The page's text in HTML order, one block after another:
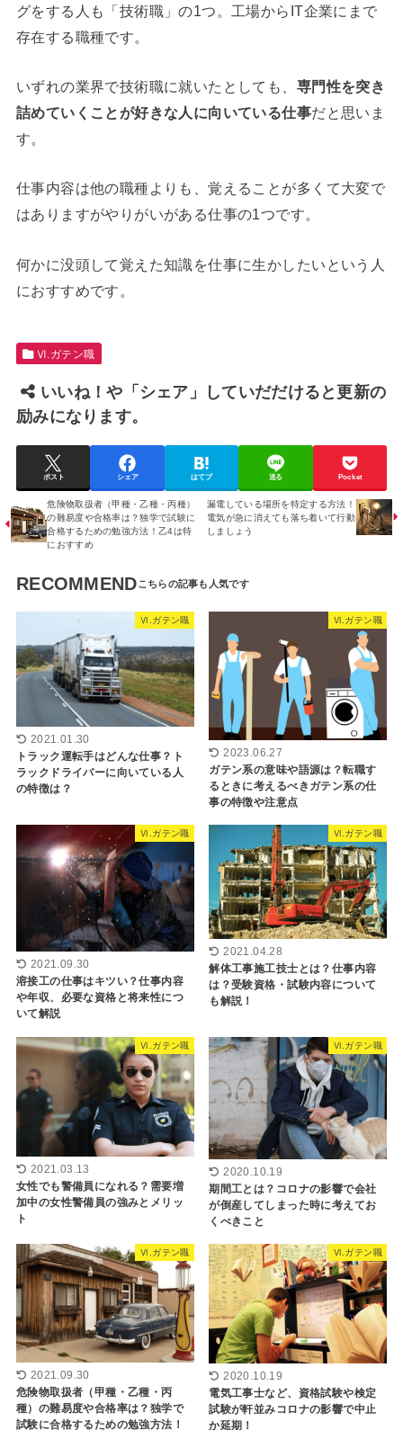
グをする人も「技術職」の1つ。工場からIT企業にまで
存在する職種です。
いずれの業界で技術職に就いたとしても、 専門性を突き
詰めていくことが好きな人に向いている仕事だと思いま
す。
仕事内容は他の職種よりも、覚えることが多くて大変で
はありますがやりがいがある仕事の1つです。
何かに没頭して覚えた知識を仕事に生かしたいという人
におすすめです。
Ⅵ.ガテン職
いいね！や「シェア」していだだけると更新の
励みになります。
ポスト シェア はてブ 送る Pocket
危険物取扱者（甲種・乙種・丙種）
の難易度や合格率は？独学で試験に
合格するための勉強方法！乙4は特
におすすめ
漏電している場所を特定する方法！
電気が急に消えても落ち着いて行動
しましょう
RECOMMEND
Ⅵ.ガテン職
2021.01.30
トラック運転手はどんな仕事？ト
ラックドライバーに向いている人
の特徴は？
Ⅵ.ガテン職
2023.06.27
ガテン系の意味や語源は？転職す
るときに考えるべきガテン系の仕
事の特徴や注意点
Ⅵ.ガテン職
2021.09.30
溶接工の仕事はキツい？仕事内容
や年収、必要な資格と将来性につ
いて解説
Ⅵ.ガテン職
2021.04.28
解体工事施工技士とは？仕事内容
は？受験資格・試験内容について
も解説！
Ⅵ.ガテン職
2021.03.13
女性でも警備員になれる？需要増
加中の女性警備員の強みとメリッ
ト
Ⅵ.ガテン職
2020.10.19
期間工とは？コロナの影響で会社
が倒産してしまった時に考えてお
くべきこと
Ⅵ.ガテン職
2021.09.30
危険物取扱者（甲種・乙種・丙
種）の難易度や合格率は？独学で
試験に合格するための勉強方法！
Ⅵ.ガテン職
2020.10.19
電気工事士など、資格試験や検定
試験が軒並みコロナの影響で中止
か延期！